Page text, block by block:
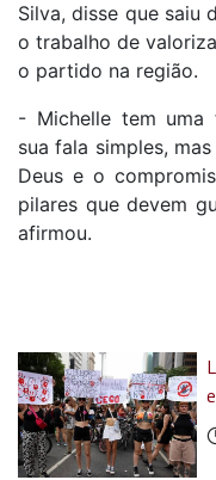
Silva, disse que saiu
o trabalho de
o partido na região.
- Michelle tem uma
sua fala simples,
Deus e o
pilares que devem
afirmou.